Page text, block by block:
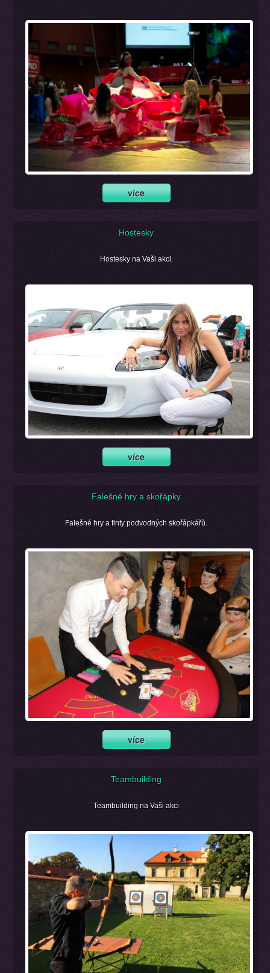
Hostesky
Hostesky na Vaši akci.
Falešné hry a skořápky
Falešné hry a finty podvodných skořápkářů.
Teambuilding
Teambuilding na Vaši akci